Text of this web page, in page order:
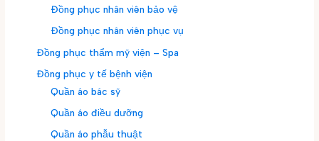
Đồng phục nhân viên bảo vệ
Đồng phục nhân viên phục vụ
Đồng phục thẩm mỹ viện – Spa
Đồng phục y tế bệnh viện
Quần áo bác sỹ
Quần áo điều dưỡng
Quần áo phẫu thuật